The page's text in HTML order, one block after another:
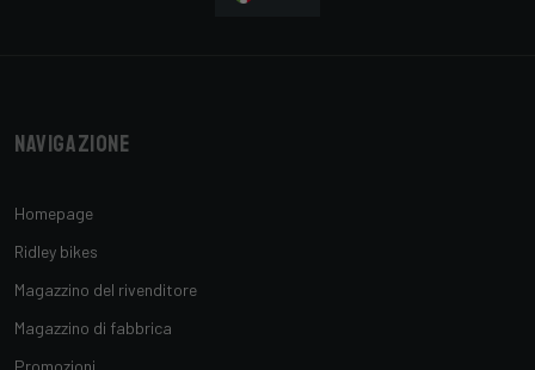
Navigazione
Homepage
Ridley bikes
Magazzino del rivenditore
Magazzino di fabbrica